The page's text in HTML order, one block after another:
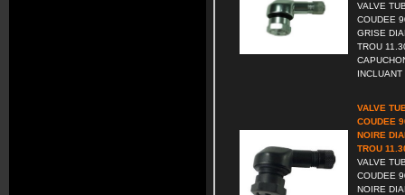
VALVE
COUDEE
GRISE
TROU
INCLUANT
VALVE
COUDEE
NOIRE
TROU
VALVE
COUDEE
NOIRE